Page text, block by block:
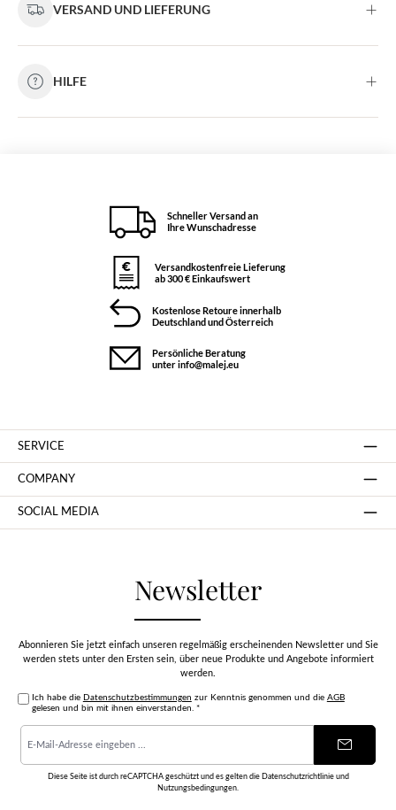
VERSAND UND LIEFERUNG
HILFE
Schneller Versand an
Ihre Wunschadresse
Versandkostenfreie Lieferung
ab 300 € Einkaufswert
Kostenlose Retoure innerhalb
Deutschland und Österreich
Persönliche Beratung
unter info@malej.eu
Newsletter
Abonnieren Sie jetzt einfach unseren regelmäßig erscheinenden Newsletter und Sie
werden stets unter den Ersten sein, über neue Produkte und Angebote informiert
werden.
Ich habe die Datenschutzbestimmungen zur Kenntnis genommen und die AGB
gelesen und bin mit ihnen einverstanden. *
E-
Mail-
Adresse
Diese Seite ist durch reCAPTCHA geschützt und es gelten die Datenschutzrichtlinieund
Nutzungsbedingungen
SERVICE
COMPANY
SOCIAL MEDIA